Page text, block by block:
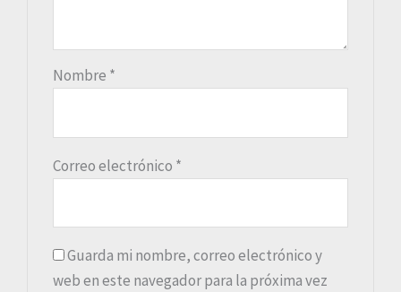
Nombre *
Correo electrónico *
Guarda mi nombre, correo electrónico y
web en este navegador para la próxima vez